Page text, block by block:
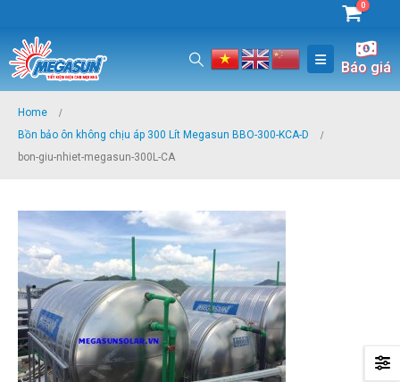
0
Báo giá
Home
Bồn bảo ôn không chịu áp 300 Lít Megasun BBO-300-KCA-D
bon-giu-nhiet-megasun-300L-CA